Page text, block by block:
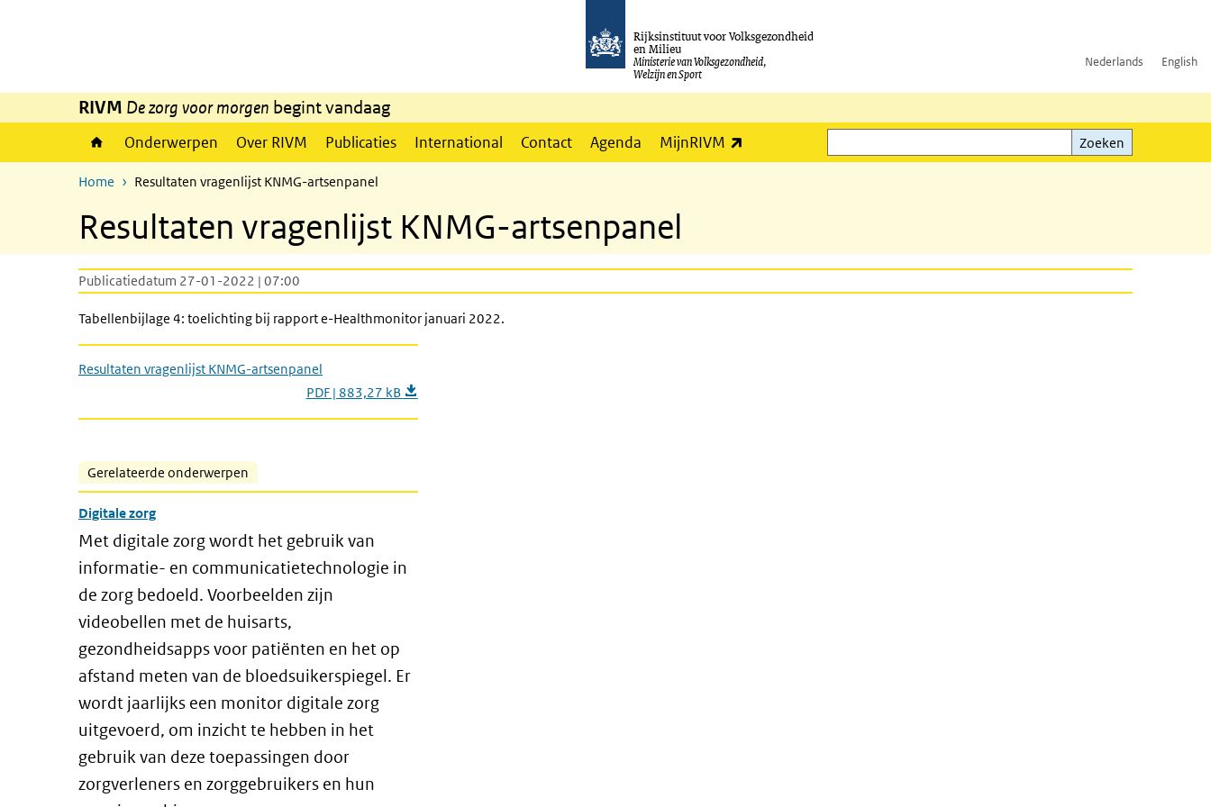
Rijksinstituut voor Volksgezondheid
en Milieu
Ministerie van Volksgezondheid,
Welzijn en Sport
Nederlands English
RIVM De zorg voor morgen begint vandaag
Onderwerpen Over RIVM Publicaties International Contact Agenda MijnRIVM
Zoeken
Zoeken
Home Resultaten vragenlijst KNMG-artsenpanel
Resultaten vragenlijst KNMG-artsenpanel
Publicatiedatum 27-01-2022 | 07:00
Tabellenbijlage 4: toelichting bij rapport e-Healthmonitor januari 2022.
Resultaten vragenlijst KNMG-artsenpanel
PDF | 883,27 kB
Gerelateerde onderwerpen
Digitale zorg
Met digitale zorg wordt het gebruik van
informatie- en communicatietechnologie in
de zorg bedoeld. Voorbeelden zijn
videobellen met de huisarts,
gezondheidsapps voor patiënten en het op
afstand meten van de bloedsuikerspiegel. Er
wordt jaarlijks een monitor digitale zorg
uitgevoerd, om inzicht te hebben in het
gebruik van deze toepassingen door
zorgverleners en zorggebruikers en hun